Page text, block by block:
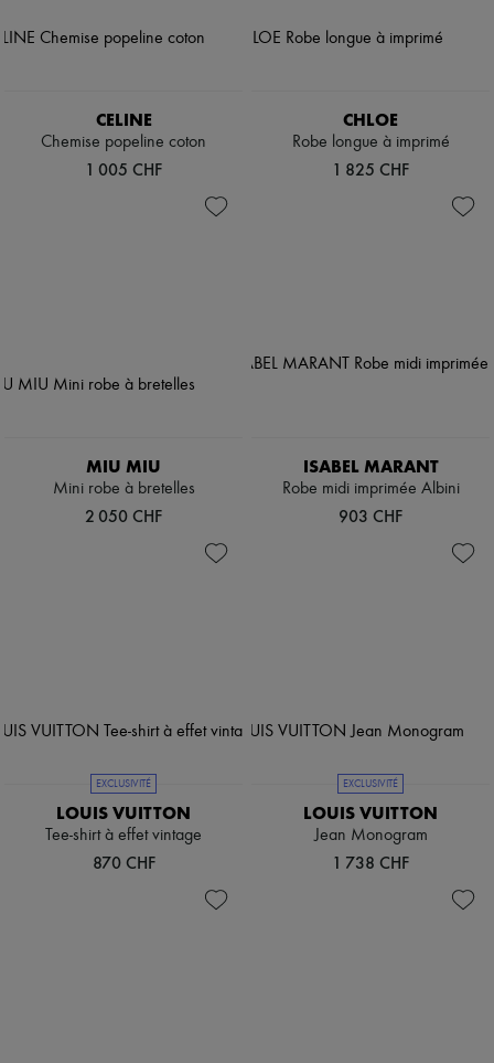
CELINE
Chemise popeline coton
1 005 CHF
CHLOE
Robe longue à imprimé
1 825 CHF
MIU MIU
Mini robe à bretelles
2 050 CHF
ISABEL MARANT
Robe midi imprimée Albini
903 CHF
EXCLUSIVITÉ
LOUIS VUITTON
Tee-shirt à effet vintage
870 CHF
EXCLUSIVITÉ
LOUIS VUITTON
Jean Monogram
1 738 CHF